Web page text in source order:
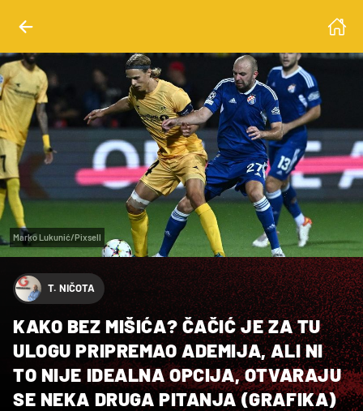
Marko Lukunić/Pixsell
T. NIČOTA
KAKO BEZ MIŠIĆA? ČAČIĆ JE ZA TU
ULOGU PRIPREMAO ADEMIJA, ALI NI
TO NIJE IDEALNA OPCIJA, OTVARAJU
SE NEKA DRUGA PITANJA (GRAFIKA)